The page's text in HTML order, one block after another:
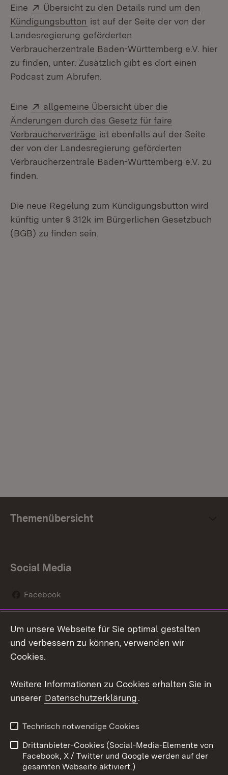
Eine Extern:
Übersicht zu den Details rund um den
Kündigungsbutton (Öffnet in neuem Fenster)
ist auf der Seite der von der
Landesregierung geförderten
Verbraucherzentrale Baden-Württemberg e.V. hier
zu finden, unter: Zusätzlich gibt es dort einen
Podcast zum Abrufen.
Eine Extern:
allgemeine Übersicht über die
Änderungen durch das Gesetz für faire
Verbraucherverträge (Öffnet in neuem Fenster)
ist ebenfalls auf der Seite
der von der Landesregierung geförderten
Verbraucherzentrale Baden-Württemberg e.V. zu
finden.
Die neue Regelung zum Kündigungsbutton wird
künftig unter § 312k im Bürgerlichen Gesetzbuch
(BGB) zu finden sein.
Themenübersicht
Social Media
Facebook
Social Wall
Youtube
Kontakt
Datenschutz
Barrierefreiheit
Impressum Cookies
Um unsere Webseite für Sie optimal gestalten
und verbessern zu können, verwenden wir
Cookies.
Weitere Informationen zu Cookies erhalten Sie in
unserer Datenschutzerklärung.
Technisch notwendige Cookies
Drittanbieter-Cookies (Social-Media-Elemente von
Facebook, X / Twitter und Google werden auf der
gesamten Webseite aktiviert.)